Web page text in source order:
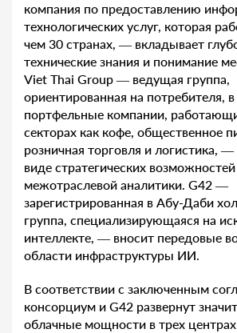
компания по предоставлению
технологических услуг, которая
чем 30 странах, — вкладывает
технические знания и понимание
Viet Thai Group — ведущая группа,
ориентированная на потребителя,
портфельные компании,
секторах как кофе, общественное
розничная торговля и логистика,
виде стратегических
межотраслевой аналитики. G42 —
зарегистрированная в Абу-Даби
группа, специализирующаяся на
интеллекте, — вносит передовые
области инфраструктуры ИИ.
В соответствии с заключенным
консорциум и G42 развернут
облачные мощности в трех